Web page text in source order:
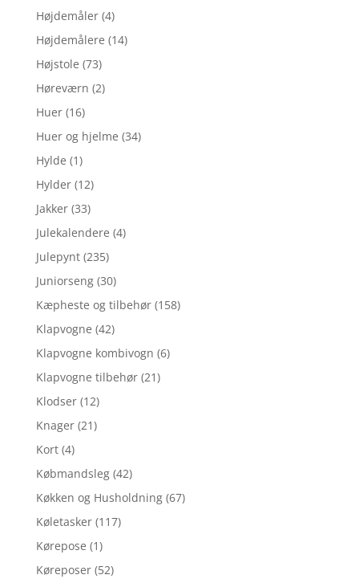
Højdemåler (4)
Højdemålere (14)
Højstole (73)
Høreværn (2)
Huer (16)
Huer og hjelme (34)
Hylde (1)
Hylder (12)
Jakker (33)
Julekalendere (4)
Julepynt (235)
Juniorseng (30)
Kæpheste og tilbehør (158)
Klapvogne (42)
Klapvogne kombivogn (6)
Klapvogne tilbehør (21)
Klodser (12)
Knager (21)
Kort (4)
Købmandsleg (42)
Køkken og Husholdning (67)
Køletasker (117)
Kørepose (1)
Køreposer (52)